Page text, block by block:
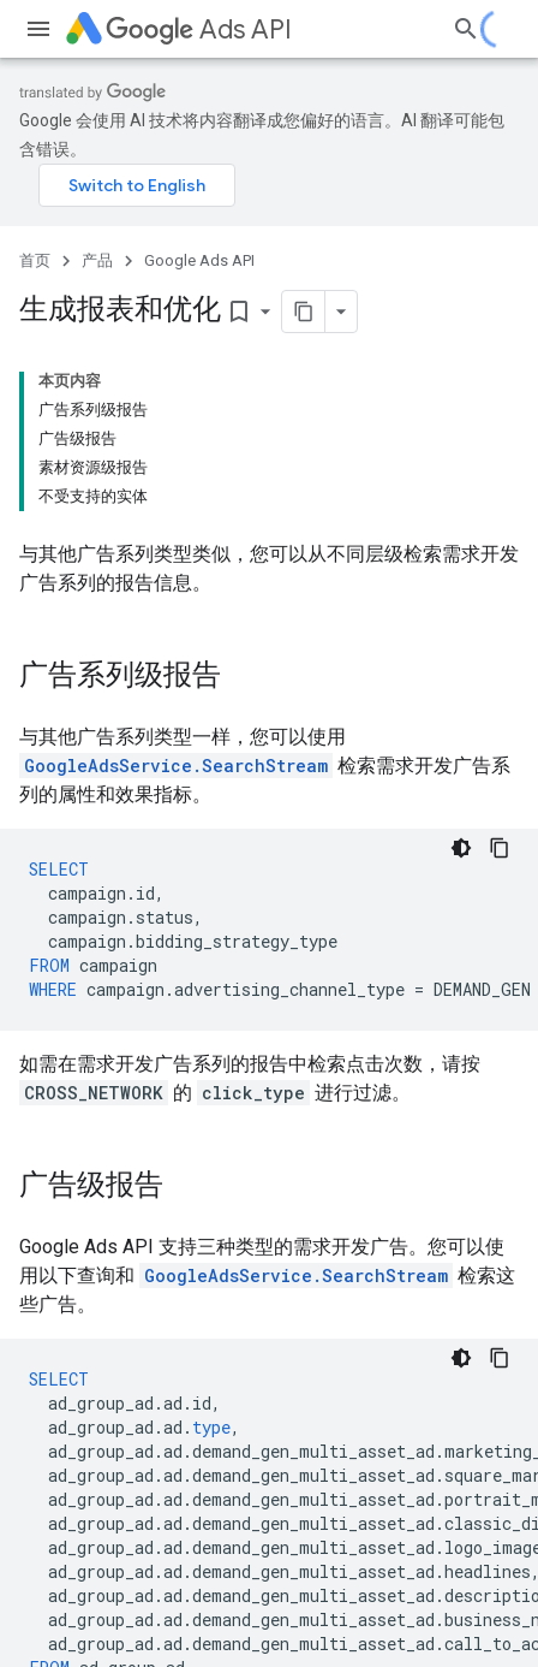
Ads API
Google 会使用 AI 技术将内容翻译成您偏好的语言。AI 翻译可能包
含错误。
首页 产品 Google Ads API
生成报表和优化 bookmark_border
本页内容
广告系列级报告
广告级报告
素材资源级报告
不受支持的实体
与其他广告系列类型类似，您可以从不同层级检索需求开发
广告系列的报告信息。
广告系列级报告
与其他广告系列类型一样，您可以使用
GoogleAdsService.SearchStream 检索需求开发广告系
列的属性和效果指标。
SELECT
campaign . id,
campaign . status,
campaign .bidding_strategy_type
FROM campaign
WHERE campaign .advertising_channel_type = DEMAND_GEN
如需在需求开发广告系列的报告中检索点击次数，请按
CROSS_NETWORK 的 click_type 进行过滤。
广告级报告
Google Ads API 支持三种类型的需求开发广告。您可以使
用以下查询和 GoogleAdsService.SearchStream 检索这
些广告。
SELECT
ad_group_ad .ad . id,
ad_group_ad .ad . type,
ad_group_ad .ad .demand_gen_multi_asset_ad .
ad_group_ad .ad .demand_gen_multi_asset_ad .
ad_group_ad .ad .demand_gen_multi_asset_ad .
ad_group_ad .ad .demand_gen_multi_asset_ad .
ad_group_ad .ad .demand_gen_multi_asset_ad .
ad_group_ad .ad .demand_gen_multi_asset_ad .headlines
ad_group_ad .ad .demand_gen_multi_asset_ad .
ad_group_ad .ad .demand_gen_multi_asset_ad .
ad_group_ad .ad .demand_gen_multi_asset_ad .